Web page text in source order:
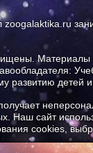
Материалы
развитию
Наш сайт
cookies,